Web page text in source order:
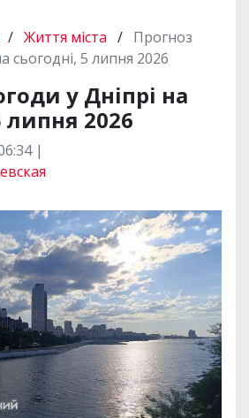
/ Життя міста / Прогноз
сьогодні, 5 липня 2026
у Дніпрі на
липня 2026
|